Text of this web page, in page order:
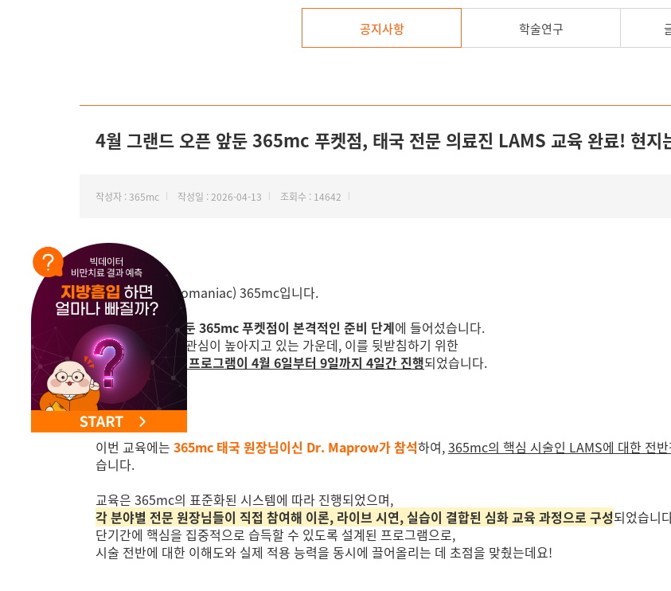
공지사항 학술연구
4월 그랜드 오픈 앞둔 365mc 푸켓점, 태국 전문 의료진 LAMS 교육 완료! 현지
작성자 : 365mc 작성일 : 2026-04-13 조회수 : 14642
안녕하세요.
지방 하나만(Lipomaniac) 365mc입니다.
4월 내 오픈을 앞둔 365mc 푸켓점이 본격적인 준비 단계에 들어섰습니다.
현지에서도 점차 관심이 높아지고 있는 가운데, 이를 뒷받침하기 위한
의료진 집중 교육 프로그램이 4월 6일부터 9일까지 4일간 진행되었습니다.
이번 교육에는 365mc 태국 원장님이신 Dr. Maprow가 참석하여,365mc의 핵심 시술인 LAMS에 대한 전
습니다.
교육은 365mc의 표준화된 시스템에 따라 진행되었으며,
각 분야별 전문 원장님들이 직접 참여해 이론, 라이브 시연, 실습이 결합된 심화 교육 과정으로 구성되었습니
단기간에 핵심을 집중적으로 습득할 수 있도록 설계된 프로그램으로,
시술 전반에 대한 이해도와 실제 적용 능력을 동시에 끌어올리는 데 초점을 맞췄는데요!